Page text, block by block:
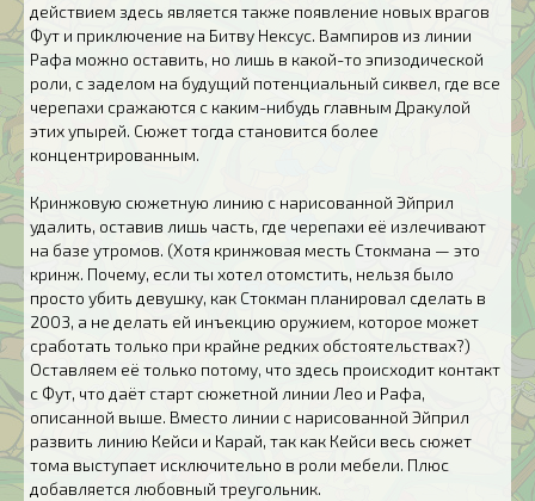
действием здесь является также появление новых врагов
Фут и приключение на Битву Нексус. Вампиров из линии
Рафа можно оставить, но лишь в какой-то эпизодической
роли, с заделом на будущий потенциальный сиквел, где все
черепахи сражаются с каким-нибудь главным Дракулой
этих упырей. Сюжет тогда становится более
концентрированным.
Кринжовую сюжетную линию с нарисованной Эйприл
удалить, оставив лишь часть, где черепахи её излечивают
на базе утромов. (Хотя кринжовая месть Стокмана — это
кринж. Почему, если ты хотел отомстить, нельзя было
просто убить девушку, как Стокман планировал сделать в
2003, а не делать ей инъекцию оружием, которое может
сработать только при крайне редких обстоятельствах?)
Оставляем её только потому, что здесь происходит контакт
с Фут, что даёт старт сюжетной линии Лео и Рафа,
описанной выше. Вместо линии с нарисованной Эйприл
развить линию Кейси и Карай, так как Кейси весь сюжет
тома выступает исключительно в роли мебели. Плюс
добавляется любовный треугольник.